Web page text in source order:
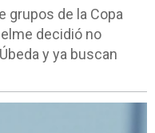
grupos de la Copa
decidió no
y ya buscan